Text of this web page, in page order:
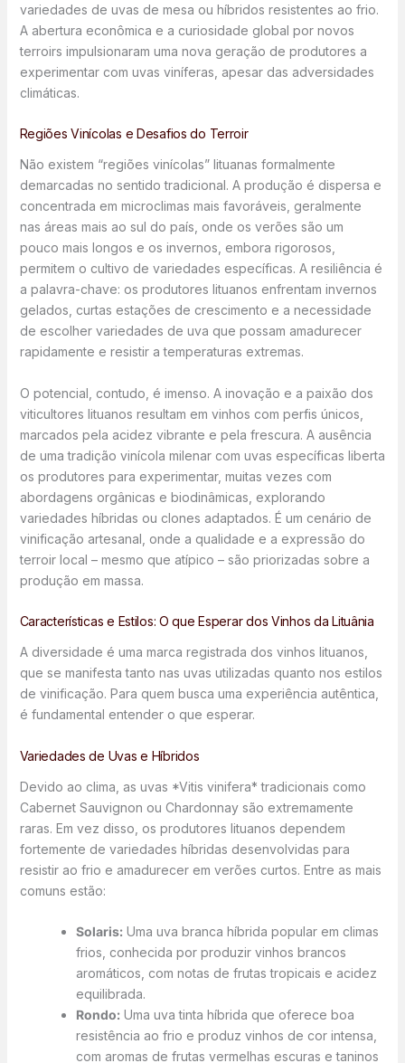
variedades de uvas de mesa ou híbridos resistentes ao frio.
A abertura econômica e a curiosidade global por novos
terroirs impulsionaram uma nova geração de produtores a
experimentar com uvas viníferas, apesar das adversidades
climáticas.
Regiões Vinícolas e Desafios do Terroir
Não existem “regiões vinícolas” lituanas formalmente
demarcadas no sentido tradicional. A produção é dispersa e
concentrada em microclimas mais favoráveis, geralmente
nas áreas mais ao sul do país, onde os verões são um
pouco mais longos e os invernos, embora rigorosos,
permitem o cultivo de variedades específicas. A resiliência é
a palavra-chave: os produtores lituanos enfrentam invernos
gelados, curtas estações de crescimento e a necessidade
de escolher variedades de uva que possam amadurecer
rapidamente e resistir a temperaturas extremas.
O potencial, contudo, é imenso. A inovação e a paixão dos
viticultores lituanos resultam em vinhos com perfis únicos,
marcados pela acidez vibrante e pela frescura. A ausência
de uma tradição vinícola milenar com uvas específicas liberta
os produtores para experimentar, muitas vezes com
abordagens orgânicas e biodinâmicas, explorando
variedades híbridas ou clones adaptados. É um cenário de
vinificação artesanal, onde a qualidade e a expressão do
terroir local – mesmo que atípico – são priorizadas sobre a
produção em massa.
Características e Estilos: O que Esperar dos Vinhos da Lituânia
A diversidade é uma marca registrada dos vinhos lituanos,
que se manifesta tanto nas uvas utilizadas quanto nos estilos
de vinificação. Para quem busca uma experiência autêntica,
é fundamental entender o que esperar.
Variedades de Uvas e Híbridos
Devido ao clima, as uvas *Vitis vinifera* tradicionais como
Cabernet Sauvignon ou Chardonnay são extremamente
raras. Em vez disso, os produtores lituanos dependem
fortemente de variedades híbridas desenvolvidas para
resistir ao frio e amadurecer em verões curtos. Entre as mais
comuns estão:
Solaris:Uma uva branca híbrida popular em climas
frios, conhecida por produzir vinhos brancos
aromáticos, com notas de frutas tropicais e acidez
equilibrada.
Rondo:Uma uva tinta híbrida que oferece boa
resistência ao frio e produz vinhos de cor intensa,
com aromas de frutas vermelhas escuras e taninos